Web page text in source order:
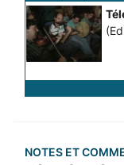
NOTES ET